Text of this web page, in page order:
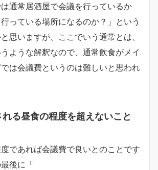
通常居酒屋で会議を行っているか
っている場所になるのか？」という
思いますが、ここでいう通常とは、
ような解釈なので、通常飲食がメイ
は会議費というのは難しいと思われ
る昼食の程度を超えないこと
であれば会議費で良いとのことです
後に「